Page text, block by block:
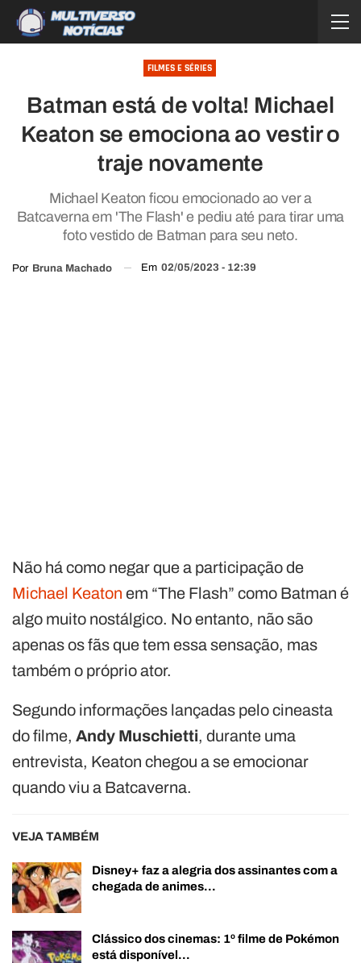
FILMES E SÉRIES
Batman está de volta! Michael
Keaton se emociona ao vestir o
traje novamente
Michael Keaton ficou emocionado ao ver a
Batcaverna em 'The Flash' e pediu até para tirar uma
foto vestido de Batman para seu neto.
Por Bruna Machado Em 02/05/2023 - 12:39
Não há como negar que a participação de
Michael Keaton em “The Flash” como Batman é
algo muito nostálgico. No entanto, não são
apenas os fãs que tem essa sensação, mas
também o próprio ator.
Segundo informações lançadas pelo cineasta
do filme, Andy Muschietti, durante uma
entrevista, Keaton chegou a se emocionar
quando viu a Batcaverna.
VEJA TAMBÉM
Disney+ faz a alegria dos assinantes com a
chegada de animes…
Clássico dos cinemas: 1º filme de Pokémon
está disponível…